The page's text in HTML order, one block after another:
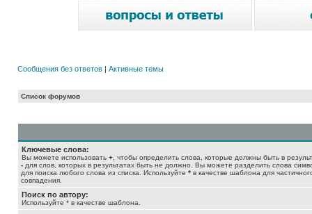
Сообщения без ответов | Активные темы
Список форумов
Ключевые слова:
Вы можете использовать + , чтобы определить слова, которые должны быть в
- для слов, которых в результатах быть не должно. Вы можете разделить слова
для поиска любого слова из списка. Используйте * в качестве шаблона для
совпадения.
Поиск по автору:
Используйте * в качестве шаблона.